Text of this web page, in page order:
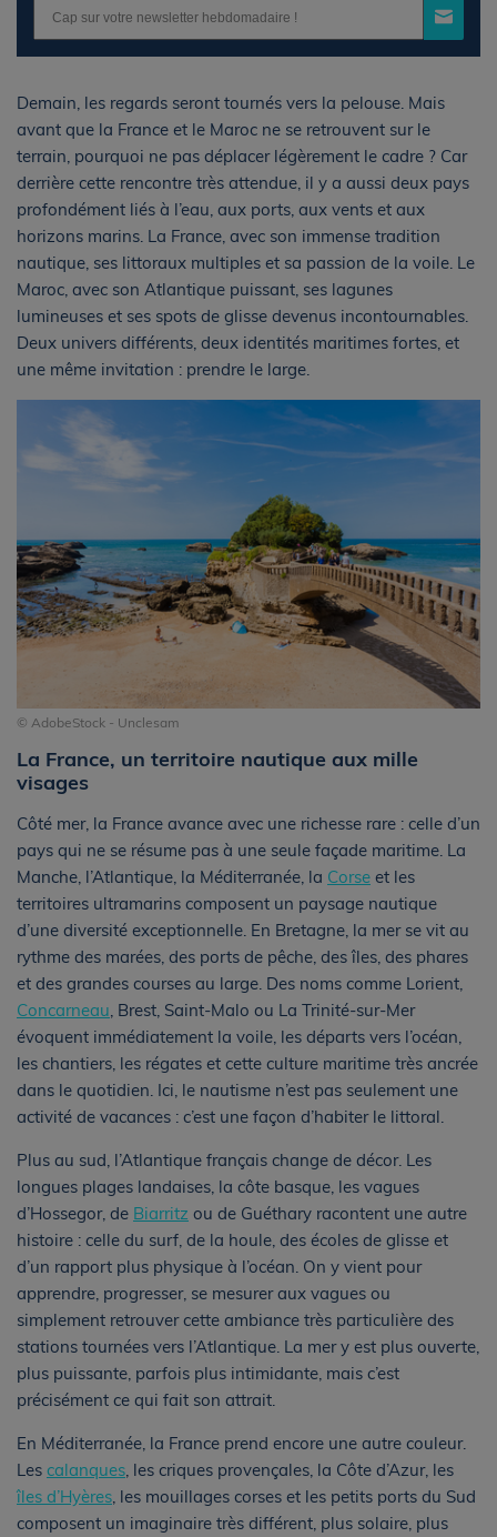
Demain, les regards seront tournés vers la pelouse. Mais
avant que la France et le Maroc ne se retrouvent sur le
terrain, pourquoi ne pas déplacer légèrement le cadre ? Car
derrière cette rencontre très attendue, il y a aussi deux pays
profondément liés à l’eau, aux ports, aux vents et aux
horizons marins. La France, avec son immense tradition
nautique, ses littoraux multiples et sa passion de la voile. Le
Maroc, avec son Atlantique puissant, ses lagunes
lumineuses et ses spots de glisse devenus incontournables.
Deux univers différents, deux identités maritimes fortes, et
une même invitation : prendre le large.
© AdobeStock - Unclesam
La France, un territoire nautique aux mille
visages
Côté mer, la France avance avec une richesse rare : celle d’un
pays qui ne se résume pas à une seule façade maritime. La
Manche, l’Atlantique, la Méditerranée, la Corse et les
territoires ultramarins composent un paysage nautique
d’une diversité exceptionnelle. En Bretagne, la mer se vit au
rythme des marées, des ports de pêche, des îles, des phares
et des grandes courses au large. Des noms comme Lorient,
Concarneau , Brest, Saint-Malo ou La Trinité-sur-Mer
évoquent immédiatement la voile, les départs vers l’océan,
les chantiers, les régates et cette culture maritime très ancrée
dans le quotidien. Ici, le nautisme n’est pas seulement une
activité de vacances : c’est une façon d’habiter le littoral.
Plus au sud, l’Atlantique français change de décor. Les
longues plages landaises, la côte basque, les vagues
d’Hossegor, de Biarritz ou de Guéthary racontent une autre
histoire : celle du surf, de la houle, des écoles de glisse et
d’un rapport plus physique à l’océan. On y vient pour
apprendre, progresser, se mesurer aux vagues ou
simplement retrouver cette ambiance très particulière des
stations tournées vers l’Atlantique. La mer y est plus ouverte,
plus puissante, parfois plus intimidante, mais c’est
précisément ce qui fait son attrait.
En Méditerranée, la France prend encore une autre couleur.
Les calanques , les criques provençales, la Côte d’Azur, les
îles d’Hyères , les mouillages corses et les petits ports du Sud
composent un imaginaire très différent, plus solaire, plus